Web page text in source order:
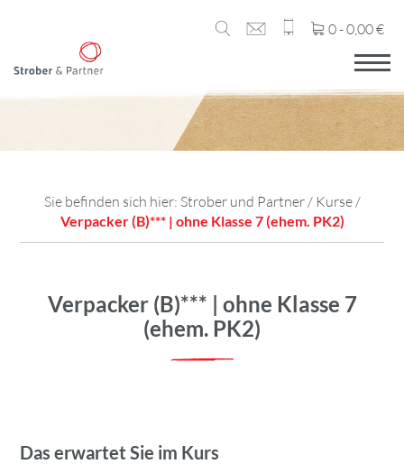
0 -0,00€
Sie befinden sich hier: Strober und Partner/ Kurse/
Verpacker (B)*** | ohne Klasse 7 (ehem. PK2)
Verpacker (B)*** | ohne Klasse 7
(ehem. PK2)
Das erwartet Sie im Kurs